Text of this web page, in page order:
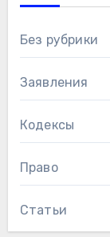
Без рубрики
Заявления
Кодексы
Право
Статьи